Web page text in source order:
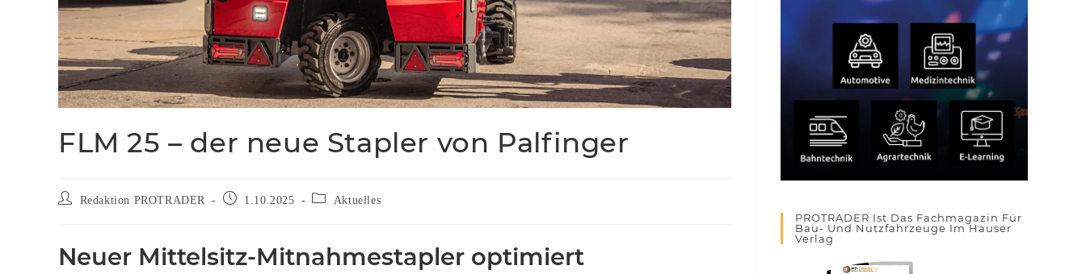
FLM 25 – der neue Stapler von Palfinger
Redaktion PROTRADER 1.10.2025 Aktuelles
Neuer Mittelsitz-Mitnahmestapler optimiert
PROTRADER Ist Das Fachmagazin Für
Bau- Und Nutzfahrzeuge Im Hauser
Verlag